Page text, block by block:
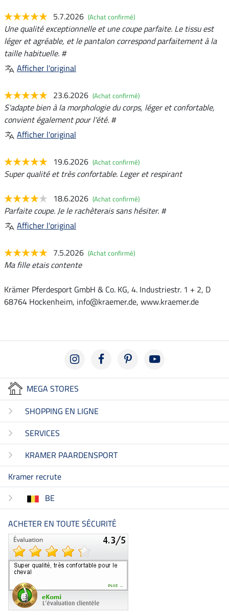
5.7.2026 (Achat confirmé)
Une qualité exceptionnelle et une coupe parfaite. Le tissu est
léger et agréable, et le pantalon correspond parfaitement à la
taille habituelle. #
Afficher l'original
23.6.2026 (Achat confirmé)
S'adapte bien à la morphologie du corps, léger et confortable,
convient également pour l'été. #
Afficher l'original
19.6.2026 (Achat confirmé)
Super qualité et très confortable. Leger et respirant
18.6.2026 (Achat confirmé)
Parfaite coupe. Je le rachèterais sans hésiter. #
Afficher l'original
7.5.2026 (Achat confirmé)
Ma fille etais contente
Krämer Pferdesport GmbH & Co. KG, 4. Industriestr. 1 + 2, D
68764 Hockenheim, info@kraemer.de, www.kraemer.de
MEGA STORES
SHOPPING EN LIGNE
SERVICES
KRAMER PAARDENSPORT
Kramer recrute
BE
ACHETER EN TOUTE SÉCURITÉ